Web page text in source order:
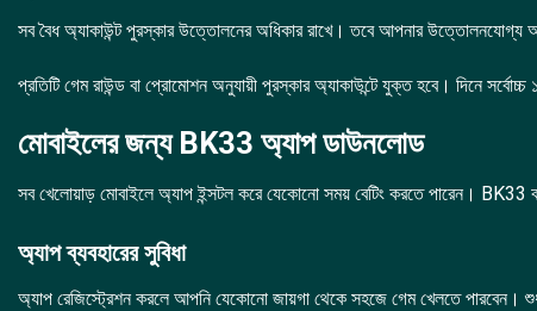
সব বৈধ অ্যাকাউন্ট পুরস্কার উত্তোলনের অধিকার রাখে। তবে আপনার উত্তোলনযোগ্য অর্থ
প্রতিটি গেম রাউন্ড বা প্রোমোশন অনুযায়ী পুরস্কার অ্যাকাউন্টে যুক্ত হবে। দিনে
মোবাইলের জন্য BK33 অ্যাপ ডাউনলোড
সব খেলোয়াড় মোবাইলে অ্যাপ ইন্সটল করে যেকোনো সময় বেটিং করতে পারেন। BK33
অ্যাপ ব্যবহারের সুবিধা
অ্যাপ রেজিস্ট্রেশন করলে আপনি যেকোনো জায়গা থেকে সহজে গেম খেলতে পারবেন। শুধু